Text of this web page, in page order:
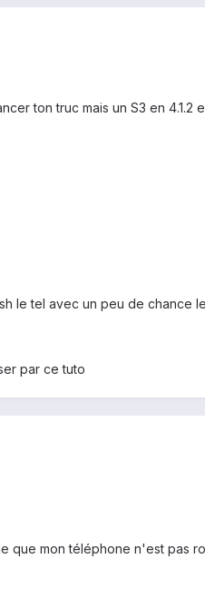
ton truc mais un S3 en
le tel avec un peu de chance
par ce tuto
que mon téléphone n'est pas